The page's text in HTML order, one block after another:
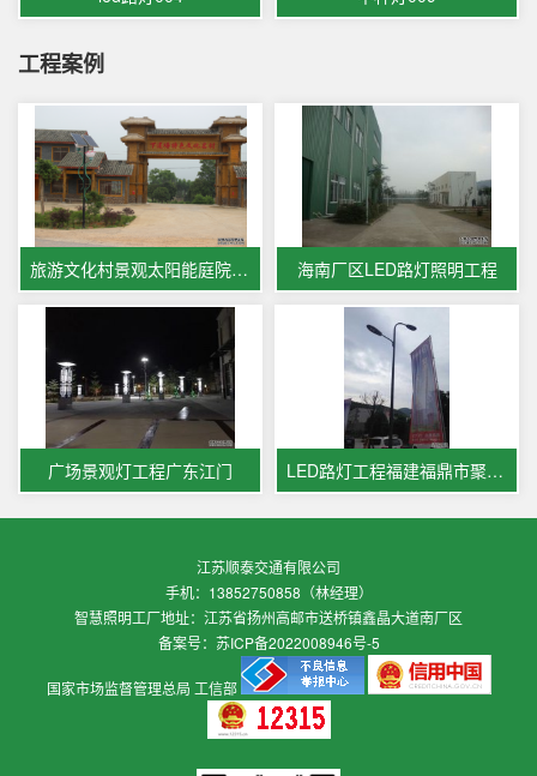
工程案例
旅游文化村景观太阳能庭院灯工程 海南厂区LED路灯照明工程
广场景观灯工程广东江门 LED路灯工程福建福鼎市聚福苑楼盘
江苏顺泰交通有限公司
手机：13852750858（林经理）
智慧照明工厂地址：江苏省扬州高邮市送桥镇鑫晶大道南厂区
备案号： 苏ICP备2022008946号-5
国家市场监督管理总局 工信部